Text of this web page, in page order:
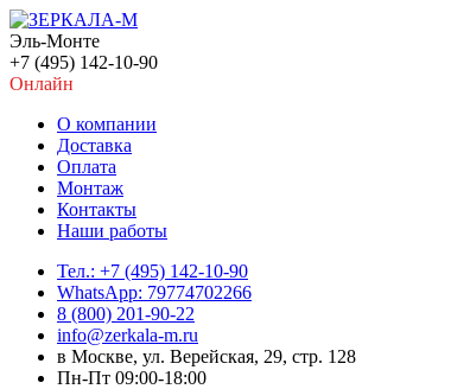
Эль-Монте
+7 (495) 142-10-90
Онлайн
О компании
Доставка
Оплата
Монтаж
Контакты
Наши работы
Тел.: +7 (495) 142-10-90
WhatsApp: 79774702266
8 (800) 201-90-22
info@zerkala-m.ru
в Москве, ул. Верейская, 29, стр. 128
Пн-Пт 09:00-18:00